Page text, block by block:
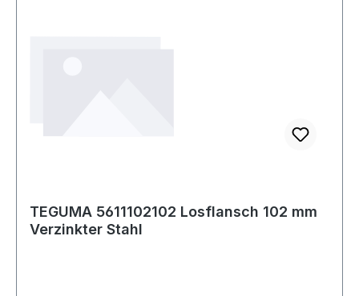
TEGUMA 5611102102 Losflansch 102 mm
Verzinkter Stahl